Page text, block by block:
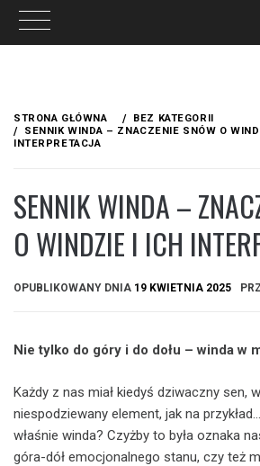
treści
STRONA GŁÓWNA
BEZ KATEGORII
SENNIK WINDA – ZNACZENIE SNÓW O
INTERPRETACJA
SENNIK WINDA –
O WINDZIE I ICH
OPUBLIKOWANY DNIA 19 KWIETNIA 2025
Nie tylko do góry i do dołu – winda w
Każdy z nas miał kiedyś dziwaczny sen,
niespodziewany element, jak na
właśnie winda? Czyżby to była oznaka
góra-dół emocjonalnego stanu, czy też